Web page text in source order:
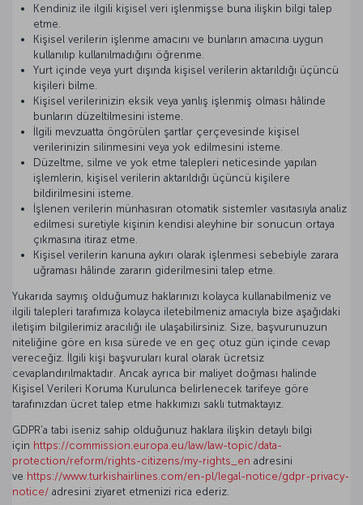
Kendiniz ile ilgili kişisel veri işlenmişse buna ilişkin bilgi talep
etme.
Kişisel verilerin işlenme amacını ve bunların amacına uygun
kullanılıp kullanılmadığını öğrenme.
Yurt içinde veya yurt dışında kişisel verilerin aktarıldığı üçüncü
kişileri bilme.
Kişisel verilerinizin eksik veya yanlış işlenmiş olması hâlinde
bunların düzeltilmesini isteme.
İlgili mevzuatta öngörülen şartlar çerçevesinde kişisel
verilerinizin silinmesini veya yok edilmesini isteme.
Düzeltme, silme ve yok etme talepleri neticesinde yapılan
işlemlerin, kişisel verilerin aktarıldığı üçüncü kişilere
bildirilmesini isteme.
İşlenen verilerin münhasıran otomatik sistemler vasıtasıyla analiz
edilmesi suretiyle kişinin kendisi aleyhine bir sonucun ortaya
çıkmasına itiraz etme.
Kişisel verilerin kanuna aykırı olarak işlenmesi sebebiyle zarara
uğraması hâlinde zararın giderilmesini talep etme.
Yukarıda saymış olduğumuz haklarınızı kolayca kullanabilmeniz ve
ilgili talepleri tarafımıza kolayca iletebilmeniz amacıyla bize aşağıdaki
iletişim bilgilerimiz aracılığı ile ulaşabilirsiniz. Size, başvurunuzun
niteliğine göre en kısa sürede ve en geç otuz gün içinde cevap
vereceğiz. İlgili kişi başvuruları kural olarak ücretsiz
cevaplandırılmaktadır. Ancak ayrıca bir maliyet doğması halinde
Kişisel Verileri Koruma Kurulunca belirlenecek tarifeye göre
tarafınızdan ücret talep etme hakkımızı saklı tutmaktayız.
GDPR’a tabi iseniz sahip olduğunuz haklara ilişkin detaylı bilgi
için https://commission.europa.eu/law/law-topic/data-
protection/reform/rights-citizens/my-rights_en adresini
ve https://www.turkishairlines.com/en-pl/legal-notice/gdpr-privacy-
notice/ adresini ziyaret etmenizi rica ederiz.